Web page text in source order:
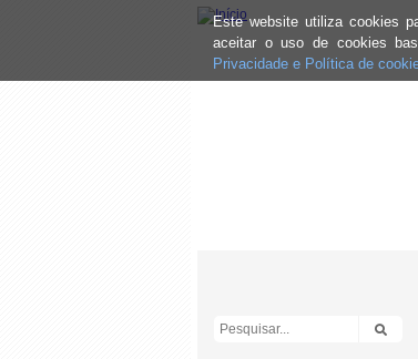
Este website utiliza cookies
aceitar o uso de cookies
Privacidade e Política de